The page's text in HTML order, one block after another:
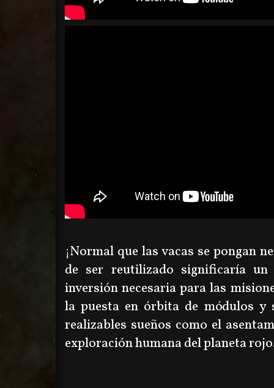
¡Normal que las vacas se pongan
de ser reutilizado significaría un
inversión necesaria para las
la puesta en órbita de módulos y
realizables sueños como el
exploración humana del planeta